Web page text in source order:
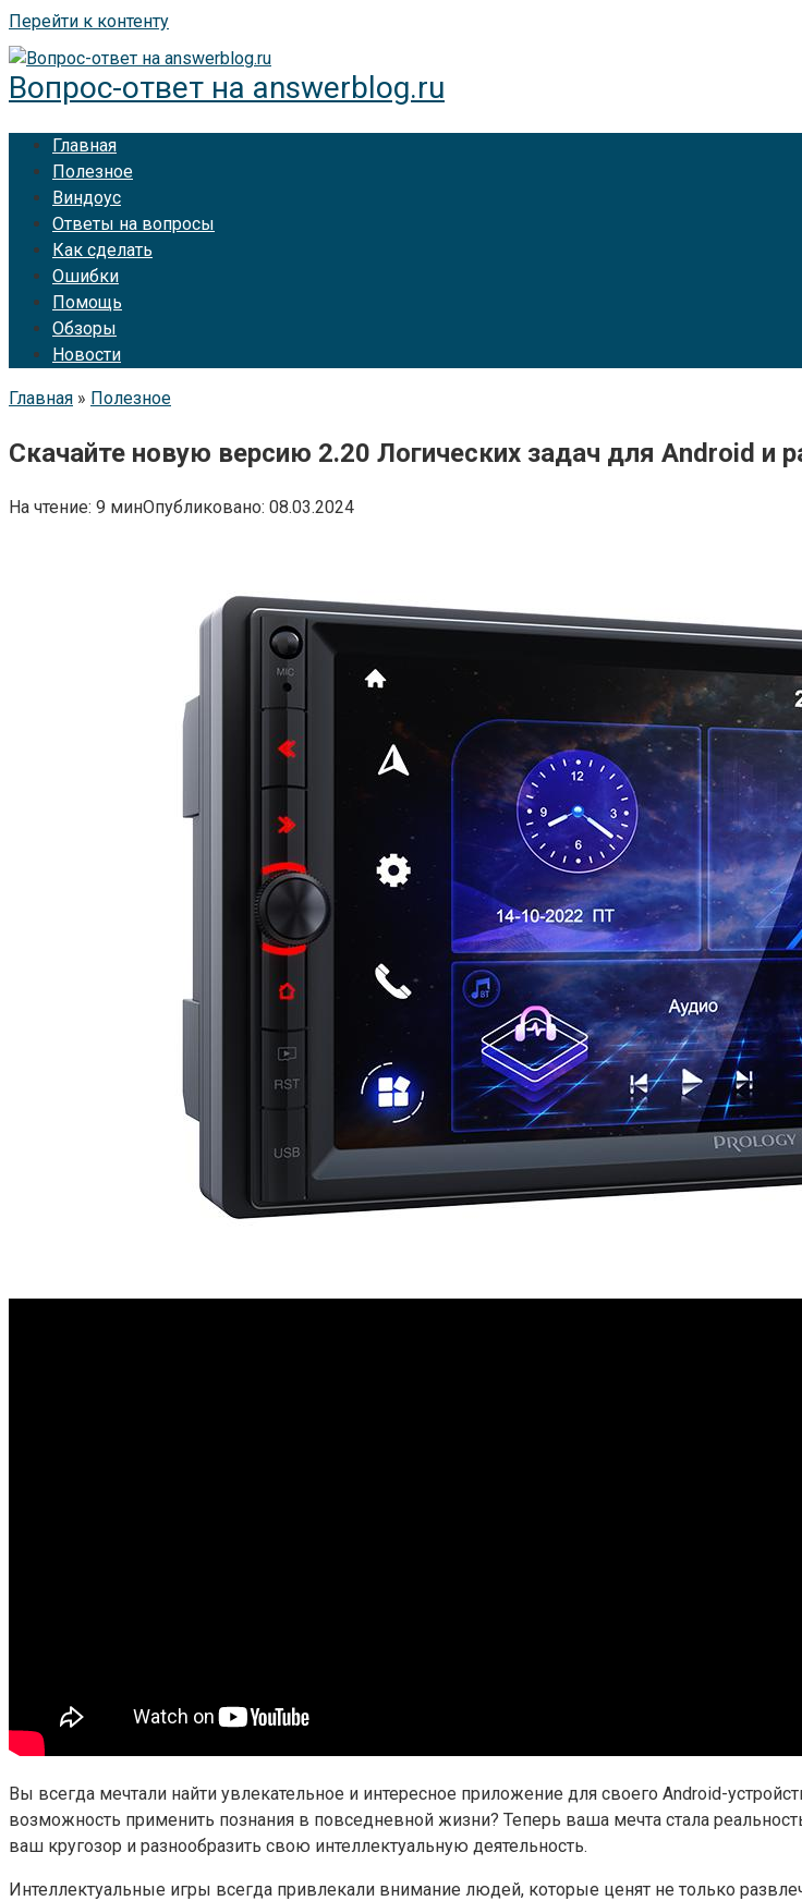
Перейти к контенту
Вопрос-ответ на answerblog.ru
Главная
Полезное
Виндоус
Ответы на вопросы
Как сделать
Ошибки
Помощь
Обзоры
Новости
Главная » Полезное
Скачайте новую версию 2.20 Логических задач для Android и
На чтение: 9 минОпубликовано: 08.03.2024
Вы всегда мечтали найти увлекательное и интересное приложение для своего Android-
возможность применить познания в повседневной жизни? Теперь ваша мечта стала
ваш кругозор и разнообразить свою интеллектуальную деятельность.
Интеллектуальные игры всегда привлекали внимание людей, которые ценят не только